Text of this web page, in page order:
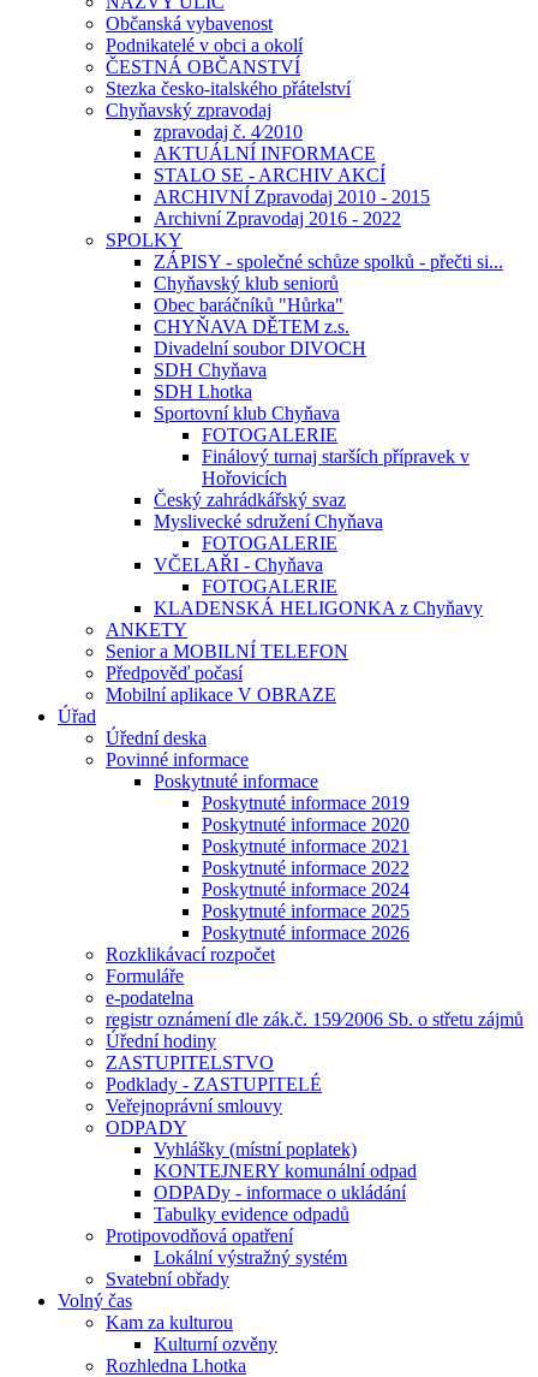
Občanská vybavenost
Podnikatelé v obci a okolí
ČESTNÁ OBČANSTVÍ
Stezka česko-italského přátelství
Chyňavský zpravodaj
zpravodaj č. 4⁄2010
AKTUÁLNÍ INFORMACE
STALO SE - ARCHIV AKCÍ
ARCHIVNÍ Zpravodaj 2010 - 2015
Archivní Zpravodaj 2016 - 2022
SPOLKY
ZÁPISY - společné schůze spolků - přečti si...
Chyňavský klub seniorů
Obec baráčníků "Hůrka"
CHYŇAVA DĚTEM z.s.
Divadelní soubor DIVOCH
SDH Chyňava
SDH Lhotka
Sportovní klub Chyňava
FOTOGALERIE
Finálový turnaj starších přípravek v
Hořovicích
Český zahrádkářský svaz
Myslivecké sdružení Chyňava
FOTOGALERIE
VČELAŘI - Chyňava
FOTOGALERIE
KLADENSKÁ HELIGONKA z Chyňavy
ANKETY
Senior a MOBILNÍ TELEFON
Předpověď počasí
Mobilní aplikace V OBRAZE
Úřad
Úřední deska
Povinné informace
Poskytnuté informace
Poskytnuté informace 2019
Poskytnuté informace 2020
Poskytnuté informace 2021
Poskytnuté informace 2022
Poskytnuté informace 2024
Poskytnuté informace 2025
Poskytnuté informace 2026
Rozklikávací rozpočet
Formuláře
e-podatelna
registr oznámení dle zák.č. 159⁄2006 Sb. o střetu zájmů
Úřední hodiny
ZASTUPITELSTVO
Podklady - ZASTUPITELÉ
Veřejnoprávní smlouvy
ODPADY
Vyhlášky (místní poplatek)
KONTEJNERY komunální odpad
ODPADy - informace o ukládání
Tabulky evidence odpadů
Protipovodňová opatření
Lokální výstražný systém
Svatební obřady
Volný čas
Kam za kulturou
Kulturní ozvěny
Rozhledna Lhotka